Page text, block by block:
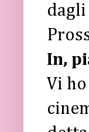
dagli
In,
Vi